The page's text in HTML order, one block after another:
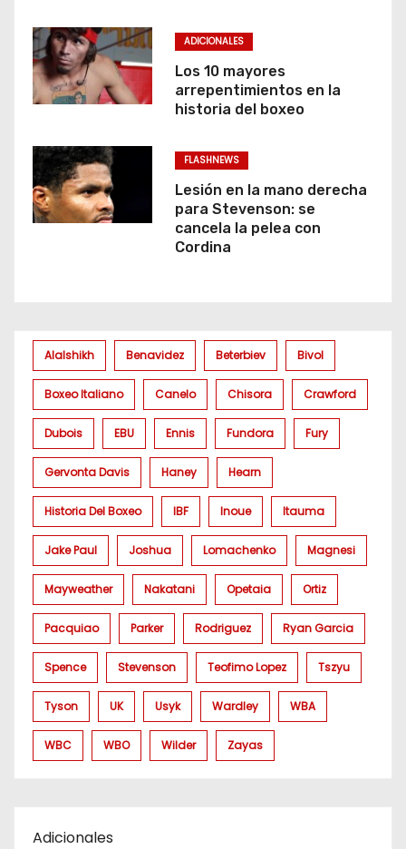
s
ADICIONALES
Los 10 mayores
arrepentimientos en la
historia del boxeo
FLASHNEWS
Lesión en la mano derecha
para Stevenson: se
cancela la pelea con
Cordina
Alalshikh Benavidez Beterbiev Bivol
Boxeo Italiano Canelo Chisora Crawford
Dubois EBU Ennis Fundora Fury
Gervonta Davis Haney Hearn
Historia Del Boxeo IBF Inoue Itauma
Jake Paul Joshua Lomachenko Magnesi
Mayweather Nakatani Opetaia Ortiz
Pacquiao Parker Rodriguez Ryan Garcia
Spence Stevenson Teofimo Lopez Tszyu
Tyson UK Usyk Wardley WBA
WBC WBO Wilder Zayas
Adicionales